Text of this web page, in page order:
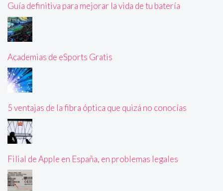
Guía definitiva para mejorar la vida de tu batería
Academias de eSports Gratis
5 ventajas de la fibra óptica que quizá no conocías
Filial de Apple en España, en problemas legales